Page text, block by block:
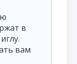
в
вам